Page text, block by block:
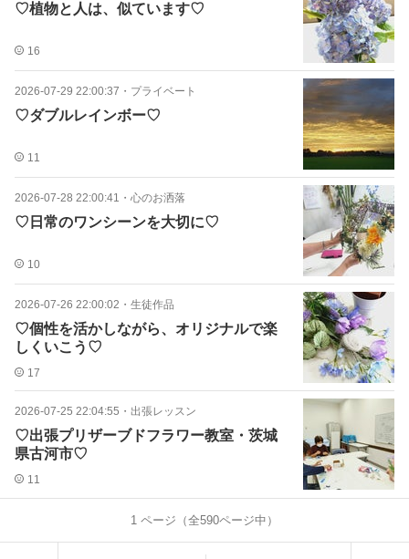
♡植物と人は、似ています♡
16
2026-07-29 22:00:37 ・ プライベート
♡ダブルレインボー♡
11
2026-07-28 22:00:41 ・ 心のお洒落
♡日常のワンシーンを大切に♡
10
2026-07-26 22:00:02 ・ 生徒作品
♡個性を活かしながら、オリジナルで楽
しくいこう♡
17
2026-07-25 22:04:55 ・ 出張レッスン
♡出張プリザーブドフラワー教室・茨城
県古河市♡
11
1 ページ（全590ページ中）